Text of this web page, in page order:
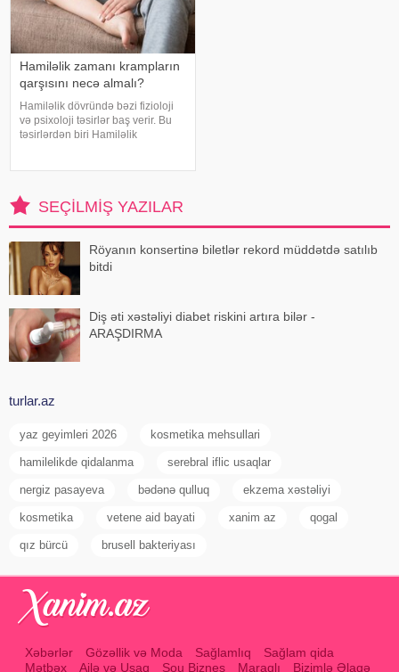
Hamiləlik zamanı krampların
qarşısını necə almalı?
Hamiləlik dövründə bəzi fizioloji
və psixoloji təsirlər baş verir. Bu
təsirlərdən biri Hamiləlik
SEÇILMIŞ YAZILAR
Röyanın konsertinə biletlər rekord müddətdə satılıb
bitdi
Diş əti xəstəliyi diabet riskini artıra bilər -
ARAŞDIRMA
turlar.az
yaz geyimleri 2026 kosmetika mehsullari
hamilelikde qidalanma serebral iflic usaqlar
nergiz pasayeva bədənə qulluq ekzema xəstəliyi
kosmetika vetene aid bayati xanim az qogal
qız bürcü brusell bakteriyası
Xəbərlər Gözəllik və Moda Sağlamlıq
Sağlam qida
Mətbəx
Ailə və Uşaq Şou Biznes Maraqlı Bizimlə Əlaqə